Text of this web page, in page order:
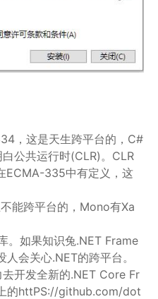
，这是天生跨平台的，C#
公共运行时(CLR)。CLR
ECMA-335中有定义，这
能跨平台的，Mono有Xa
。如果知识兔.NET Frame
会关心.NET的跨平台。
开发全新的.NET Core Fr
的httPS://github.com/dot